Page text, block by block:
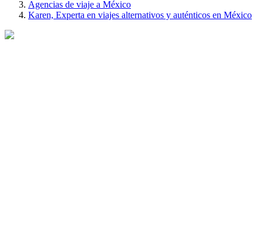
Agencias de viaje a México
Karen, Experta en viajes alternativos y auténticos en México